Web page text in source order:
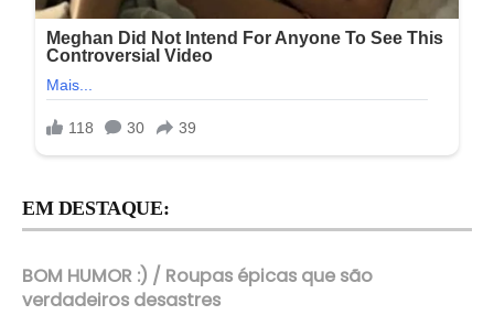
EM DESTAQUE:
BOM HUMOR :) / Roupas épicas que são
verdadeiros desastres